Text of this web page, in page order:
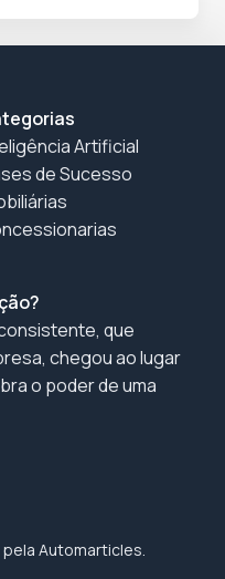
Artificial
de Sucesso
que
chegou ao lugar
o poder de uma
Automarticles.